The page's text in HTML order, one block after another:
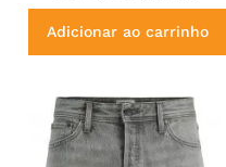
Adicionar ao carrinho